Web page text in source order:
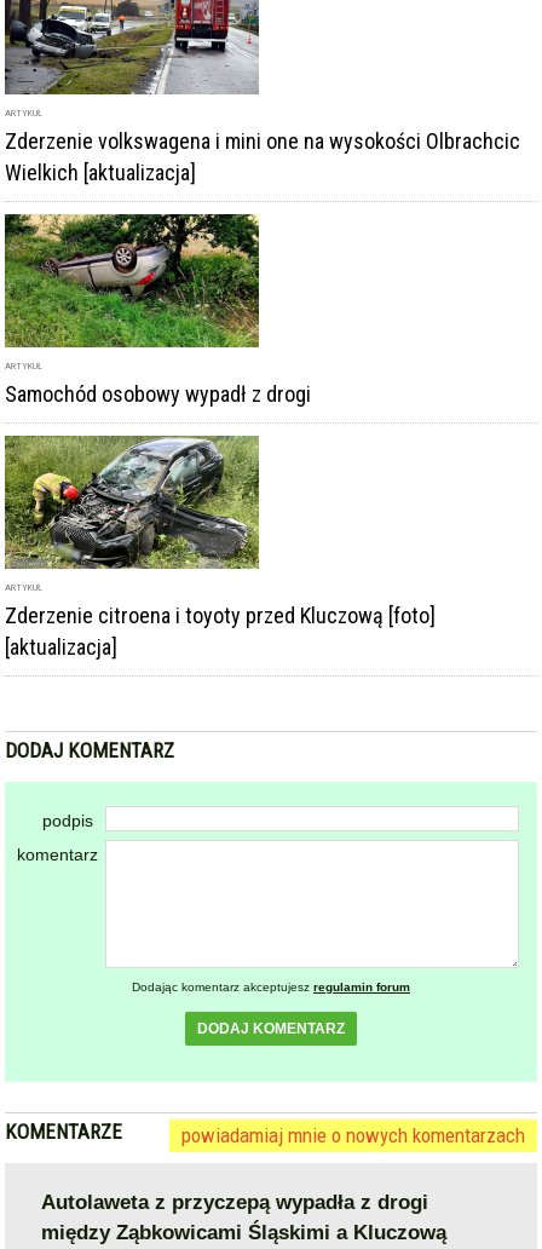
ARTYKUŁ
Zderzenie volkswagena i mini one na wysokości Olbrachcic
Wielkich [aktualizacja]
ARTYKUŁ
Samochód osobowy wypadł z drogi
ARTYKUŁ
Zderzenie citroena i toyoty przed Kluczową [foto]
[aktualizacja]
DODAJ KOMENTARZ
podpis
komentarz
Dodając komentarz akceptujesz regulamin forum
DODAJ KOMENTARZ
KOMENTARZE powiadamiaj mnie o nowych komentarzach
Autolaweta z przyczepą wypadła z drogi
między Ząbkowicami Śląskimi a Kluczową